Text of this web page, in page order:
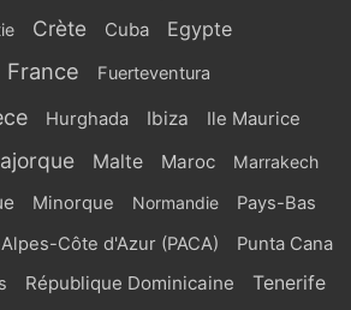
Crète Cuba Egypte
France Fuerteventura
Hurghada Ibiza Ile Maurice
Malte Maroc
Marrakech
Minorque Normandie Pays-Bas
Côte d'Azur (PACA) Punta Cana
République Dominicaine Tenerife